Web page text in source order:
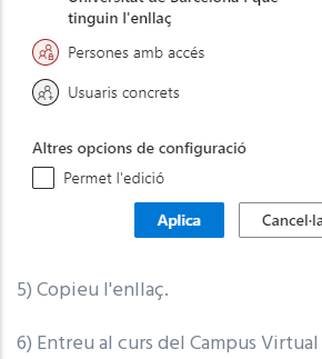
5) Copieu l'enllaç.
6) Entreu al curs del Campus